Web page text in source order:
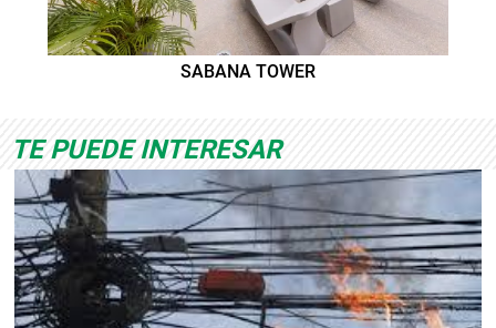
SABANA TOWER
TE PUEDE INTERESAR